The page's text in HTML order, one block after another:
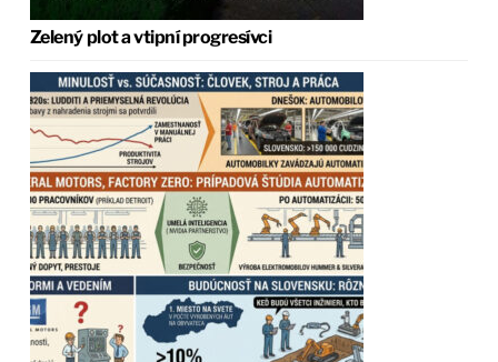
Zelený plot a vtipní progresívci